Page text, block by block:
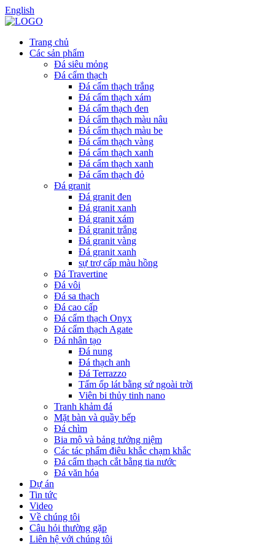
English
Trang chủ
Các sản phẩm
Đá siêu mỏng
Đá cẩm thạch
Đá cẩm thạch trắng
Đá cẩm thạch xám
Đá cẩm thạch đen
Đá cẩm thạch màu nâu
Đá cẩm thạch màu be
Đá cẩm thạch vàng
Đá cẩm thạch xanh
Đá cẩm thạch xanh
Đá cẩm thạch đỏ
Đá granit
Đá granit đen
Đá granit xanh
Đá granit xám
Đá granit trắng
Đá granit vàng
Đá granit xanh
sự trợ cấp màu hồng
Đá Travertine
Đá vôi
Đá sa thạch
Đá cao cấp
Đá cẩm thạch Onyx
Đá cẩm thạch Agate
Đá nhân tạo
Đá nung
Đá thạch anh
Đá Terrazzo
Tấm ốp lát bằng sứ ngoài trời
Viên bi thủy tinh nano
Tranh khảm đá
Mặt bàn và quầy bếp
Đá chìm
Bia mộ và bảng tưởng niệm
Các tác phẩm điêu khắc chạm khắc
Đá cẩm thạch cắt bằng tia nước
Đá văn hóa
Dự án
Tin tức
Video
Về chúng tôi
Câu hỏi thường gặp
Liên hệ với chúng tôi